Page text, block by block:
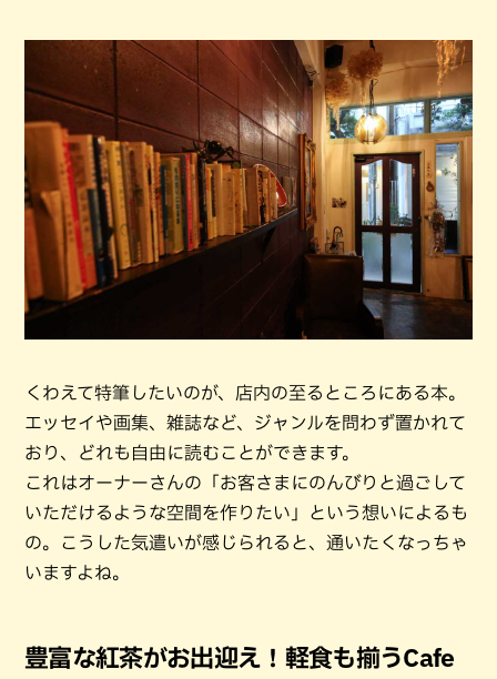
くわえて特筆したいのが、店内の至るところにある本。
エッセイや画集、雑誌など、ジャンルを問わず置かれて
おり、どれも自由に読むことができます。
これはオーナーさんの「お客さまにのんびりと過ごして
いただけるような空間を作りたい」という想いによるも
の。こうした気遣いが感じられると、通いたくなっちゃ
いますよね。
豊富な紅茶がお出迎え！軽食も揃うCafe